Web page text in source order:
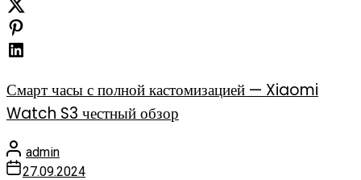
Смарт часы с полной кастомизацией — Xiaomi
Watch S3 честный обзор
admin
27.09.2024